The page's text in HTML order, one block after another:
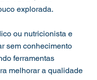
explorada.
ou nutricionista e
sem conhecimento
ferramentas
melhorar a qualidade